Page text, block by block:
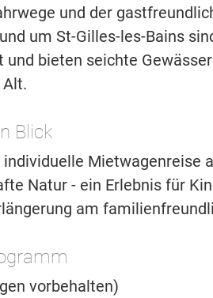
und der
um St-Gilles-les-Bains
und bieten seichte
Blick
individuelle Mietwagenreise
Natur - ein Erlebnis für
am
vorbehalten)